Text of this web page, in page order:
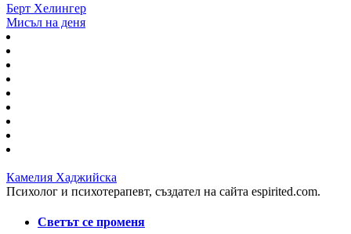
Берт Хелингер
Мисъл на деня
Камелия Хаджийска
Психолог и психотерапевт, създател на сайта espirited.com.
Светът се променя